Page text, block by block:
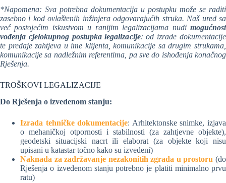
*Napomena: Sva potrebna dokumentacija u postupku može se raditi
zasebno i kod ovlaštenih inžinjera odgovarajućih struka. Naš ured sa
već postojećim iskustvom u ranijim legalizacijama nudi mogućnost
vođenja cjelokupnog postupka legalizacije: od izrade dokumentacije
te predaje zahtjeva u ime klijenta, komunikacije sa drugim strukama,
komunikacije sa nadležnim referentima, pa sve do ishođenja konačnog
Rješenja.
TROŠKOVI LEGALIZACIJE
Do Rješenja o izvedenom stanju:
Izrada tehničke dokumentacije: Arhitektonske snimke, izjava
o mehaničkoj otpornosti i stabilnosti (za zahtjevne objekte),
geodetski situacijski nacrt ili elaborat (za objekte koji nisu
upisani u katastar točno kako su izvedeni)
Naknada za zadržavanje nezakonitih zgrada u prostoru (do
Rješenja o izvedenom stanju potrebno je platiti minimalno prvu
ratu)